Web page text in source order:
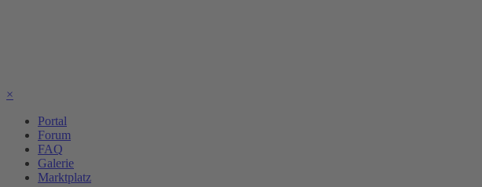
×
Portal
Forum
FAQ
Galerie
Marktplatz